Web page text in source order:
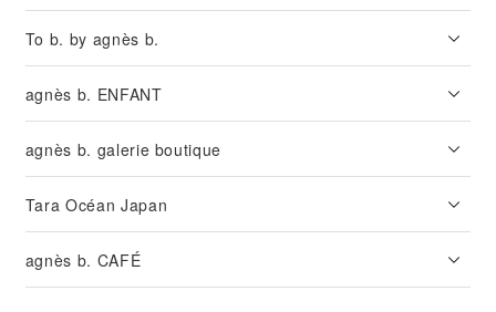
To b. by agnès b.
agnès b. ENFANT
agnès b. galerie boutique
Tara Océan Japan
agnès b. CAFÉ